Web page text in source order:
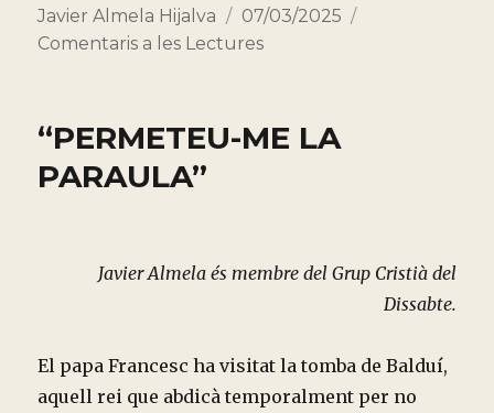
Autor
Javier Almela Hijalva
Publicado
el
07/03/2025
Comentaris a les Lectures
“PERMETEU-ME LA
PARAULA”
Javier Almela és membre del Grup Cristià del
Dissabte.
El papa Francesc ha visitat la tomba de Balduí,
aquell rei que abdicà temporalment per no